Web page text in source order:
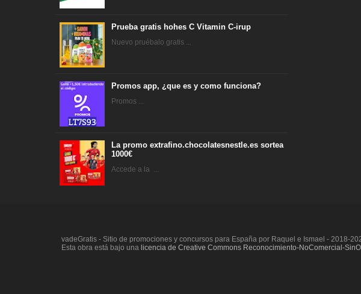
Prueba gratis hohes C Vitamin C-irup
Nuevo pruébalo gratis ...
Promos app, ¿que es y como funciona?
Promos ...
La promo extrafino.chocolatesnestle.es sortea
1000€
Accede a la ...
vadeGratis - Sitio de promociones y concursos para España por Raquel e Ismael - 2018-
Esta obra está bajo una licencia de Creative Commons Reconocimiento-NoComercial-